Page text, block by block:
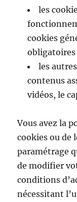
les
cookies
obligatoires
les
contenus
vidéos, le
Vous avez la
cookies ou de
paramétrage
de modifier
conditions
nécessitant